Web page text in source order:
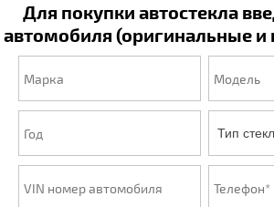
Для покупки автостекла
автомобиля (оригинальные и